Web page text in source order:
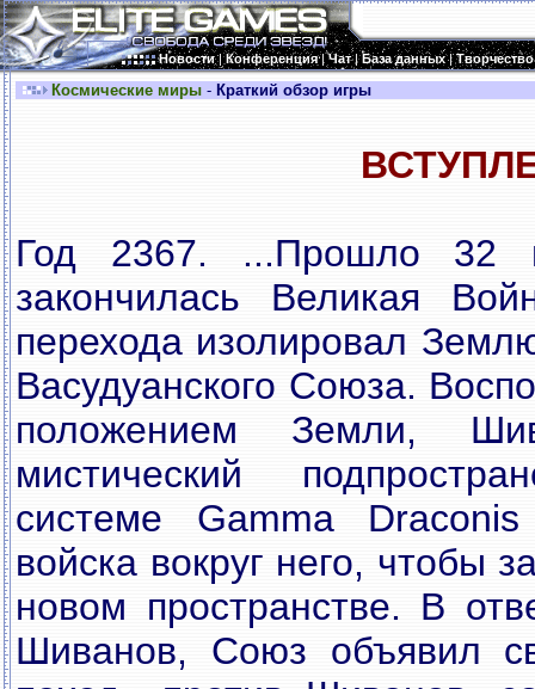
Новости|Конференция|Чат|База данных|Творчество
Космические миры - Краткий обзор игры
Год 2367. ...Прошло 32
закончилась Великая
перехода изолировал
Васудуанского Союза.
положением Земли,
мистический
системе Gamma
войска вокруг него, чтобы
новом пространстве. В
Шиванов, Союз объявил